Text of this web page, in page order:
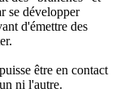
se développer
d'émettre des
être en contact
ni l'autre.